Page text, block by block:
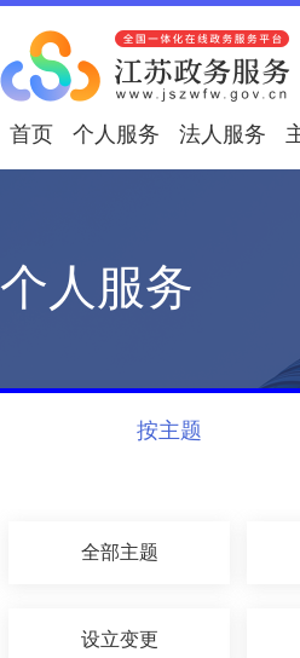
首页 个人服务 法人服务
个人服务
按主题
全部主题
设立变更